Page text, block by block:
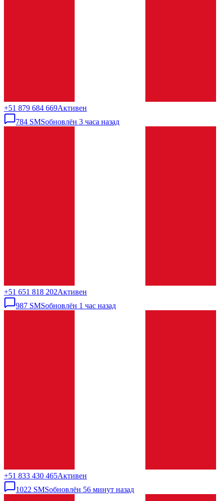
+51 879 684 669Активен
784 SMSобновлён 3 часа назад
+51 651 818 202Активен
987 SMSобновлён 1 час назад
+51 833 430 465Активен
1022 SMSобновлён 56 минут назад